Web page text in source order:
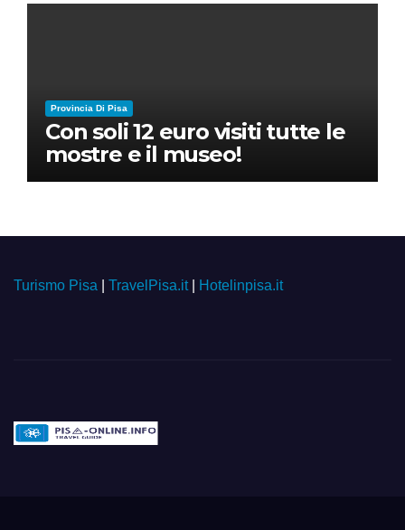
Provincia Di Pisa
Con soli 12 euro visiti tutte le
mostre e il museo!
Turismo Pisa TravelPisa.it| Hotelinpisa.it